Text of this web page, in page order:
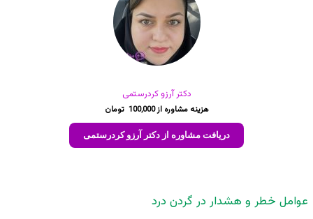
دکتر آرزو کردرستمی
100,000
دریافت مشاوره از دکتر آرزو کردرستمی
عوامل خطر و هشدار در گردن درد